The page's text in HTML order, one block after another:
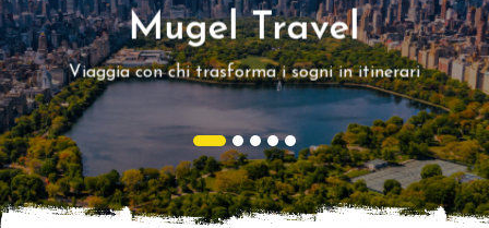
Mugel Travel
Viaggia con chi trasforma i sogni in itinerari
Mugel Travel
Da 30 anni
organizziamo viaggi per tutte le
destinazioni del
globo